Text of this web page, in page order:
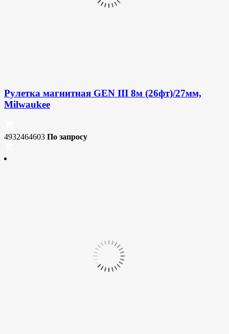
Рулетка магнитная GEN III 8м (26фт)/27мм,
Milwaukee
4932464603 По запросу